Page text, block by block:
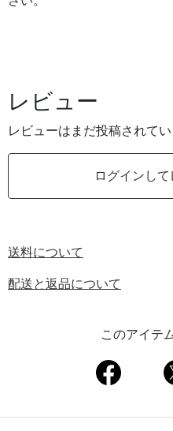
レビュー
レビューはまだ投稿されて
ログインし
送料について
配送と返品について
このアイテ